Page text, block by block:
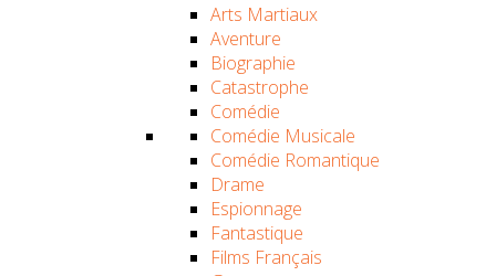
Arts Martiaux
Aventure
Biographie
Catastrophe
Comédie
Comédie Musicale
Comédie Romantique
Drame
Espionnage
Fantastique
Films Français